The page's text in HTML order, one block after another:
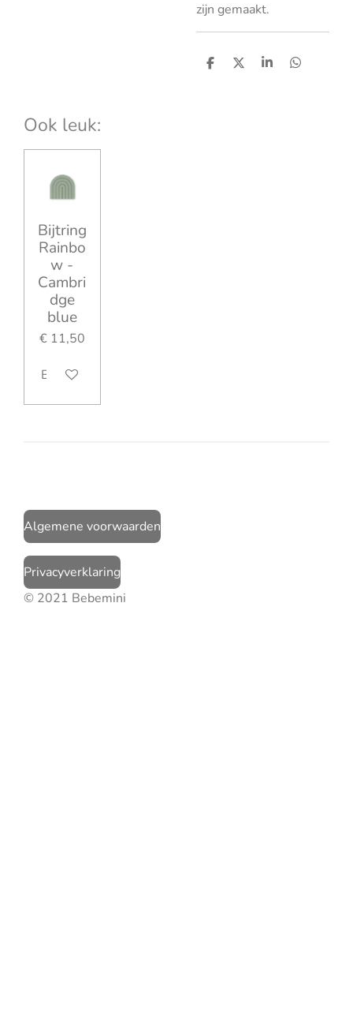
zijn gemaakt.
D
D
S
D
Ook leuk:
Bijtring
Rainbo
w -
Cambri
dge
blue
€ 11,50
Bekijk details
Algemene voorwaarden
Privacyverklaring
© 2021 Bebemini